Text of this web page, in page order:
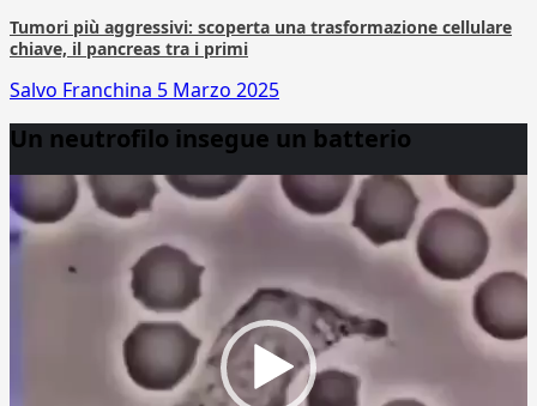
Tumori più aggressivi: scoperta una trasformazione cellulare
chiave, il pancreas tra i primi
Salvo Franchina 5 Marzo 2025
Un neutrofilo insegue un batterio
Player